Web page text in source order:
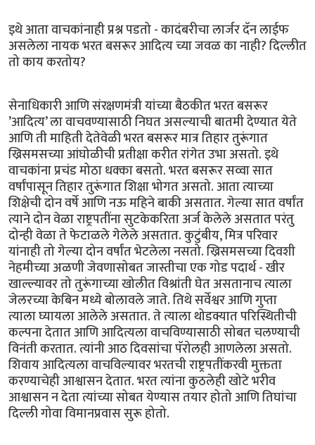
इथे आता वाचकांनाही प्रश्न पडतो - कादंबरीचा लार्जर दॅन लाईफ
असलेला नायक भरत बसरूर आदित्य च्या जवळ का नाही? दिल्लीत
तो काय करतोय?
सेनाधिकारी आणि संरक्षणमंत्री यांच्या बैठकीत भरत बसरूर
’आदित्य’ ला वाचवण्यासाठी निघत असल्याची बातमी देण्यात येते
आणि ती माहिती देतेवेळी भरत बसरूर मात्र तिहार तुरूंगात
ख्रिसमसच्या आंघोळीची प्रतीक्षा करीत रांगेत उभा असतो. इथे
वाचकांना प्रचंड मोठा धक्का बसतो. भरत बसरूर सव्वा सात
वर्षांपासून तिहार तुरूंगात शिक्षा भोगत असतो. आता त्याच्या
शिक्षेची दोन वर्षे आणि नऊ महिने बाकी असतात. गेल्या सात वर्षांत
त्याने दोन वेळा राष्ट्रपतींना सुटकेकरिता अर्ज केलेले असतात परंतु
दोन्ही वेळा ते फेटाळले गेलेले असतात. कुटुंबीय, मित्र परिवार
यांनाही तो गेल्या दोन वर्षांत भेटलेला नसतो. ख्रिसमसच्या दिवशी
नेहमीच्या अळणी जेवणासोबत जास्तीचा एक गोड पदार्थ - खीर
खाल्ल्यावर तो तुरूंगाच्या खोलीत विश्रांती घेत असतानाच त्याला
जेलरच्या केबिन मध्ये बोलावले जाते. तिथे सर्वेश्वर आणि गुप्ता
त्याला घ्यायला आलेले असतात. ते त्याला थोडक्यात परिस्थितीची
कल्पना देतात आणि आदित्यला वाचविण्यासाठी सोबत चलण्याची
विनंती करतात. त्यांनी आठ दिवसांचा पॅरोलही आणलेला असतो.
शिवाय आदित्यला वाचविल्यावर भरतची राष्ट्रपतींकरवी मुक्तता
करण्याचेही आश्वासन देतात. भरत त्यांना कुठलेही खोटे भरीव
आश्वासन न देता त्यांच्या सोबत येण्यास तयार होतो आणि तिघांचा
दिल्ली गोवा विमानप्रवास सुरू होतो.